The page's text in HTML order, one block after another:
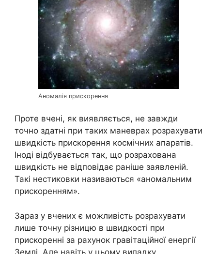
Аномалія прискорення
Проте вчені, як виявляється, не завжди
точно здатні при таких маневрах розрахувати
швидкість прискорення космічних апаратів.
Іноді відбувається так, що розрахована
швидкість не відповідає раніше заявленій.
Такі нестиковки називаються «аномальним
прискоренням».
Зараз у вчених є можливість розрахувати
лише точну різницю в швидкості при
прискоренні за рахунок гравітаційної енергії
Землі. Але навіть у цьому випадку